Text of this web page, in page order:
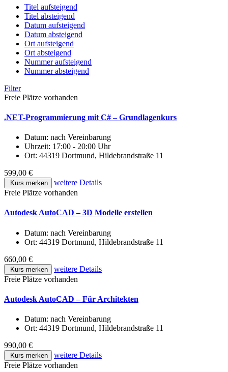
Titel aufsteigend
Titel absteigend
Datum aufsteigend
Datum absteigend
Ort aufsteigend
Ort absteigend
Nummer aufsteigend
Nummer absteigend
Filter
Freie Plätze vorhanden
.NET-Programmierung mit C# – Grundlagenkurs
Datum: nach Vereinbarung
Uhrzeit: 17:00 - 20:00 Uhr
Ort: 44319 Dortmund, Hildebrandstraße 11
599,00 €
Kurs merken
weitere Details
Freie Plätze vorhanden
Autodesk AutoCAD – 3D Modelle erstellen
Datum: nach Vereinbarung
Ort: 44319 Dortmund, Hildebrandstraße 11
660,00 €
Kurs merken
weitere Details
Freie Plätze vorhanden
Autodesk AutoCAD – Für Architekten
Datum: nach Vereinbarung
Ort: 44319 Dortmund, Hildebrandstraße 11
990,00 €
Kurs merken
weitere Details
Freie Plätze vorhanden